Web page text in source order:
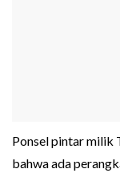
Ponsel pintar milik
bahwa ada